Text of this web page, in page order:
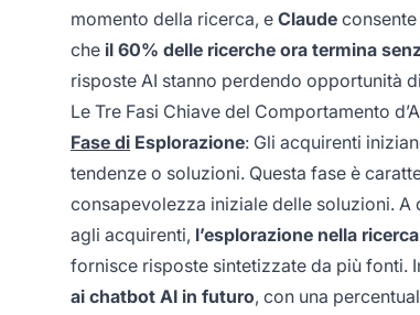
momento della ricerca, e Claude
che il 60% delle ricerche ora termina
risposte AI stanno perdendo opportunità
Le Tre Fasi Chiave del Comportamento
Fase di Esplorazione: Gli acquirenti
tendenze o soluzioni. Questa fase è
consapevolezza iniziale delle soluzioni.
agli acquirenti, l’esplorazione nella
fornisce risposte sintetizzate da più fonti.
ai chatbot AI in futuro, con una